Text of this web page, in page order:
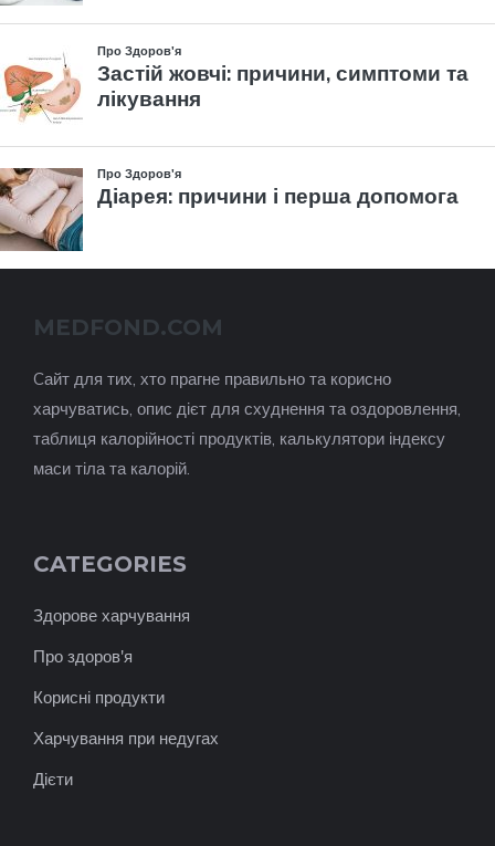
MEDFOND.COM
Cайт для тих, хто прагне правильно та корисно
харчуватись, опис дієт для схуднення та оздоровлення,
таблиця калорійності продуктів, калькулятори індексу
маси тіла та калорій.
CATEGORIES
Здорове харчування
Про здоров'я
Корисні продукти
Харчування при недугах
Дієти